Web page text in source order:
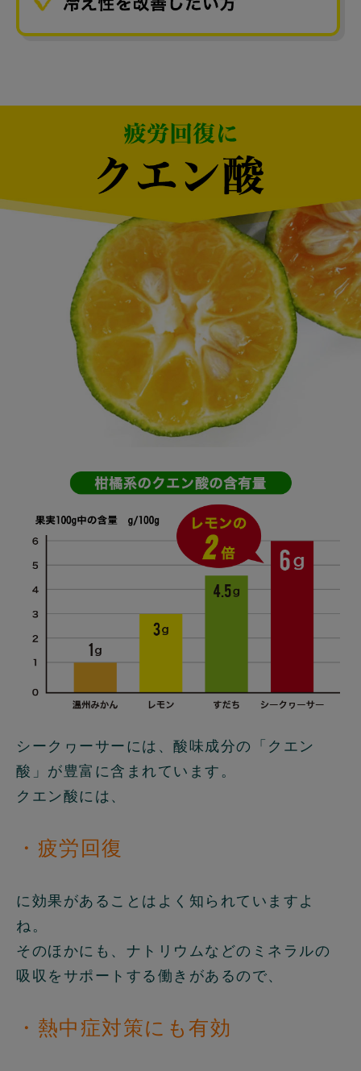
シークヮーサーには、酸味成分の「クエン
酸」が豊富に含まれています。
クエン酸には、
・疲労回復
に効果があることはよく知られていますよ
ね。
そのほかにも、ナトリウムなどのミネラルの
吸収をサポートする働きがあるので、
・熱中症対策にも有効